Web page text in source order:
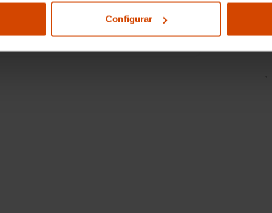
Configurar
segs de aceleración 0-100 km/h
(potencia max) 300 Nm de par
primario
(urbano), 3,8 l/100km
26,3 km/l (extraurbano), 25,0